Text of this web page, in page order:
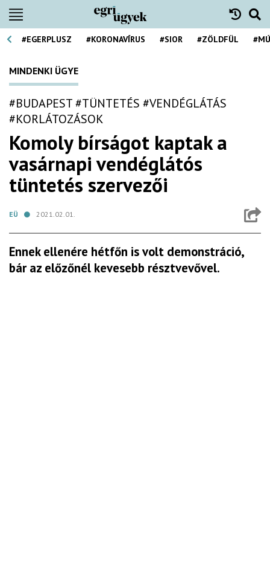
#EGERPLUSZ #KORONAVÍRUS #SIOR #ZÖLDFÜL
MINDENKI ÜGYE
#BUDAPEST#TÜNTETÉS #VENDÉGLÁTÁS
#KORLÁTOZÁSOK
Komoly bírságot kaptak a
vasárnapi vendéglátós
tüntetés szervezői
EÜ 2021.02.01.
Ennek ellenére hétfőn is volt demonstráció,
bár az előzőnél kevesebb résztvevővel.